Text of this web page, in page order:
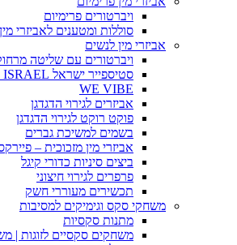
ויברטורים פרימיום
סוללות ומטענים לאביזרי מין
אביזרי מין לנשים
ויברטורים עם שליטה
סטיספייר ישראל SATISFYER IN ISRAEL
WE VIBE
אביזרים לגירוי הדגדגן
פוקט רוקט לגירוי הדגדגן
בשמים למשיכת גברים
אביזרי מין מזכוכית –
ביצים סיניות כדורי קיגל
פרפרים לגירוי חיצוני
תכשירים מעוררי חשק
משחקי סקס וגימיקים למסיבות
מתנות סקסיות
משחקים סקסיים לזוגות |